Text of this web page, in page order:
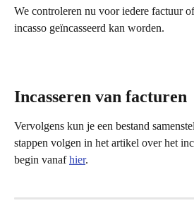
We controleren nu voor iedere factuur
incasso geïncasseerd kan worden.
Incasseren van facturen
Vervolgens kun je een bestand
stappen volgen in het artikel over het
begin vanaf hier.